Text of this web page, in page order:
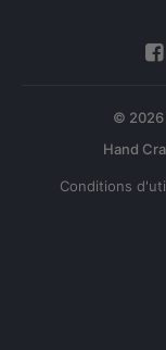
© 2026
Conditions